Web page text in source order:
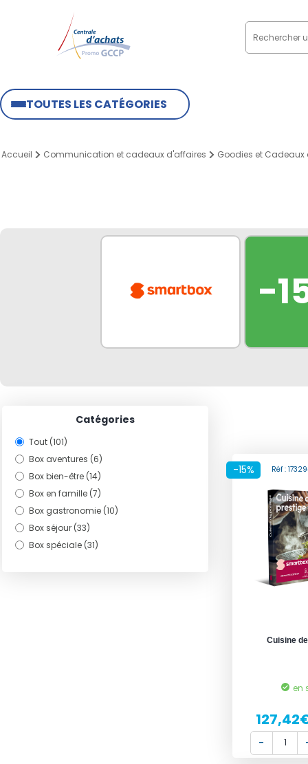
TOUTES LES CATÉGORIES
Accueil Communication et cadeaux d'affaires Goodies et Cadeaux
-
Catégories
Tout (101)
Box aventures (6)
Box bien-être (14)
Box en famille (7)
Box gastronomie (10)
Box séjour (33)
Box spéciale (31)
-15% Réf :
Cuisine
en